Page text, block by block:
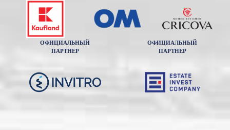
ОФИЦИАЛЬНЫЙ
ПАРТНЕР
ОФИЦИАЛЬНЫЙ
ПАРТНЕР